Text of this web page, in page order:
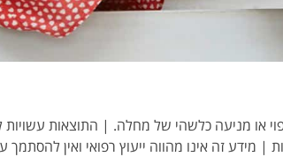
או מניעה כלשהי של מחלה. | התוצאות עשויות
| מידע זה אינו מהווה ייעוץ רפואי ואין להסתמך